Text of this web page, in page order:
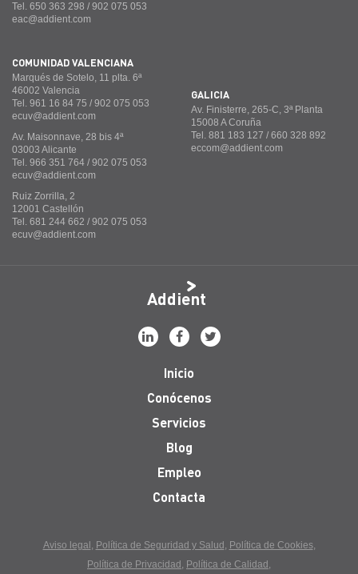
Tel. 650 363 298 / 902 075 053
eac@addient.com
COMUNIDAD VALENCIANA
Marqués de Sotelo, 11 plta. 6ª
46002 Valencia
Tel. 961 16 84 75 / 902 075 053
ecuv@addient.com
Av. Maisonnave, 28 bis 4ª
03003 Alicante
Tel. 966 351 764 / 902 075 053
ecuv@addient.com
Ruiz Zorrilla, 2
12001 Castellón
Tel. 681 244 662 / 902 075 053
ecuv@addient.com
GALICIA
Av. Finisterre, 265-C, 3ª Planta
15008 A Coruña
Tel. 881 183 127 / 660 328 892
eccom@addient.com
Addient
Inicio
Conócenos
Servicios
Blog
Empleo
Contacta
Aviso legal Política de Seguridad y Salud
Política de Cookies
Política de Privacidad
Política de Calidad